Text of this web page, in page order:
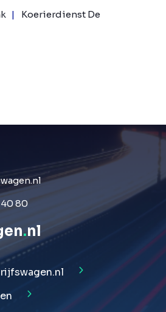
Koerierdienst De
40 80
.nl